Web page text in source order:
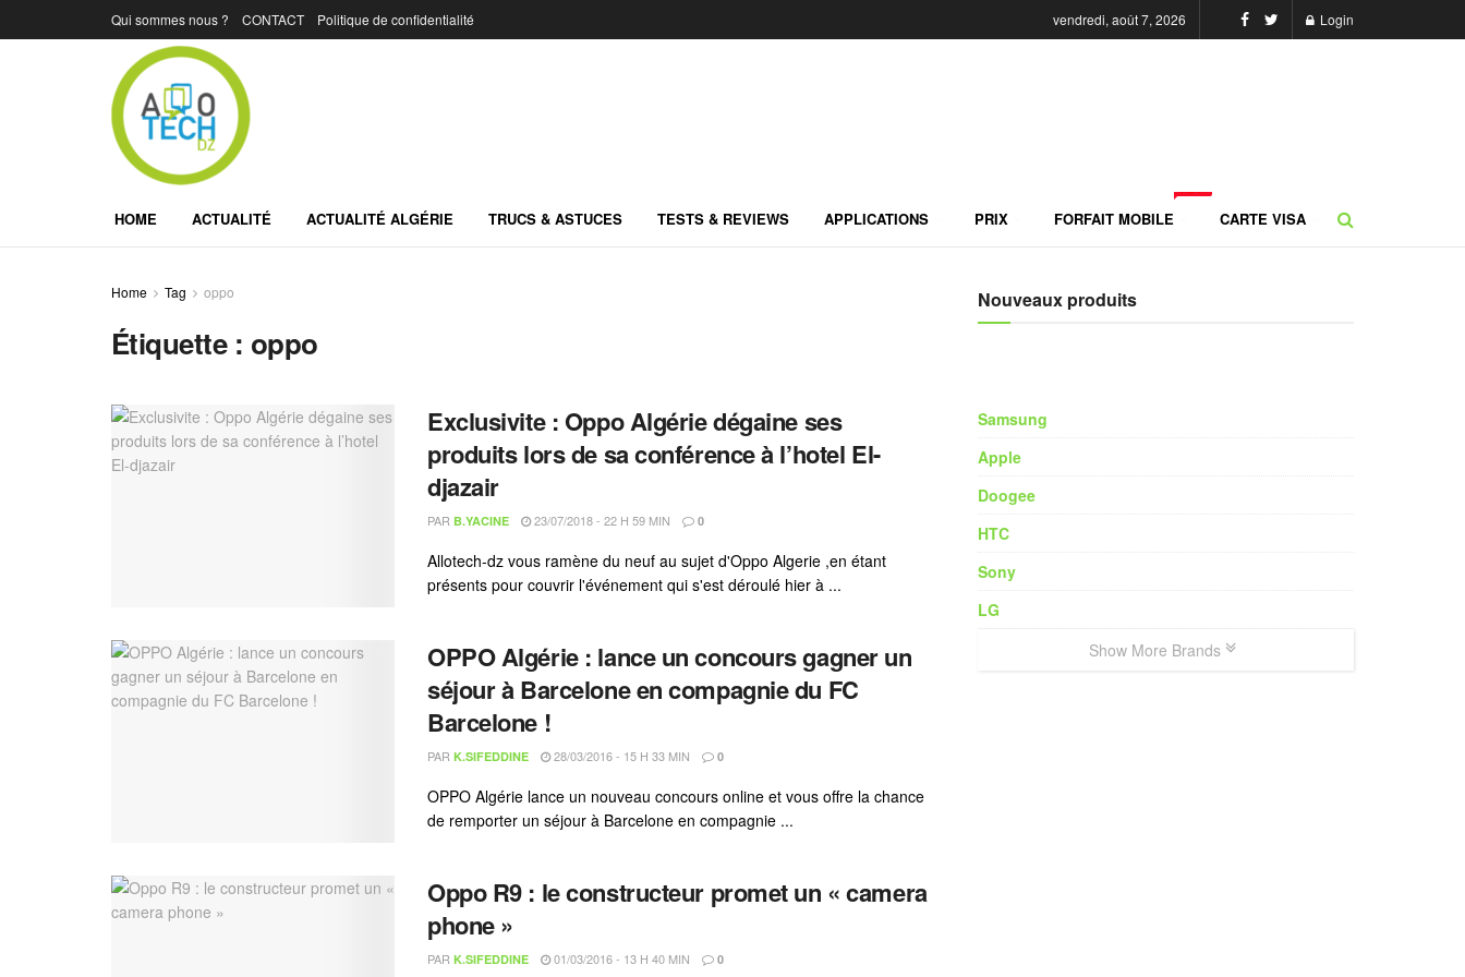
Qui sommes nous ? CONTACT Politique de confidentialité vendredi, août 7, 2026 Login
HOME ACTUALITÉ ACTUALITÉ ALGÉRIE TRUCS & ASTUCES TESTS & REVIEWS APPLICATIONS PRIX FORFAIT MOBILE CARTE VISA
Home Tag oppo
Étiquette : oppo
Exclusivite : Oppo Algérie dégaine ses
produits lors de sa conférence à l’hotel El-
djazair
PAR B.YACINE 23/07/2018 - 22 H 59 MIN 0
Allotech-dz vous ramène du neuf au sujet d'Oppo Algerie ,en étant
présents pour couvrir l'événement qui s'est déroulé hier à ...
OPPO Algérie : lance un concours gagner un
séjour à Barcelone en compagnie du FC
Barcelone !
PAR K.SIFEDDINE 28/03/2016 - 15 H 33 MIN 0
OPPO Algérie lance un nouveau concours online et vous offre la chance
de remporter un séjour à Barcelone en compagnie ...
Oppo R9 : le constructeur promet un « camera
phone »
PAR K.SIFEDDINE 01/03/2016 - 13 H 40 MIN 0
Nouveaux produits
Samsung
Apple
Doogee
HTC
Sony
LG
Show More Brands